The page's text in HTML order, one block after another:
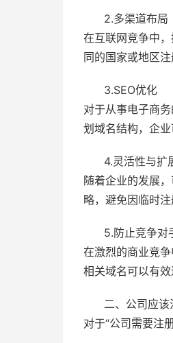
2.多渠道布局
在互联网竞争中
同的国家或地区
3.SEO优化
对于从事电子商
划域名结构，企
4.灵活性与扩
随着企业的发展
略，避免因临时
5.防止竞争对
在激烈的商业竞
相关域名可以有效
二、公司应该
对于“公司需要注